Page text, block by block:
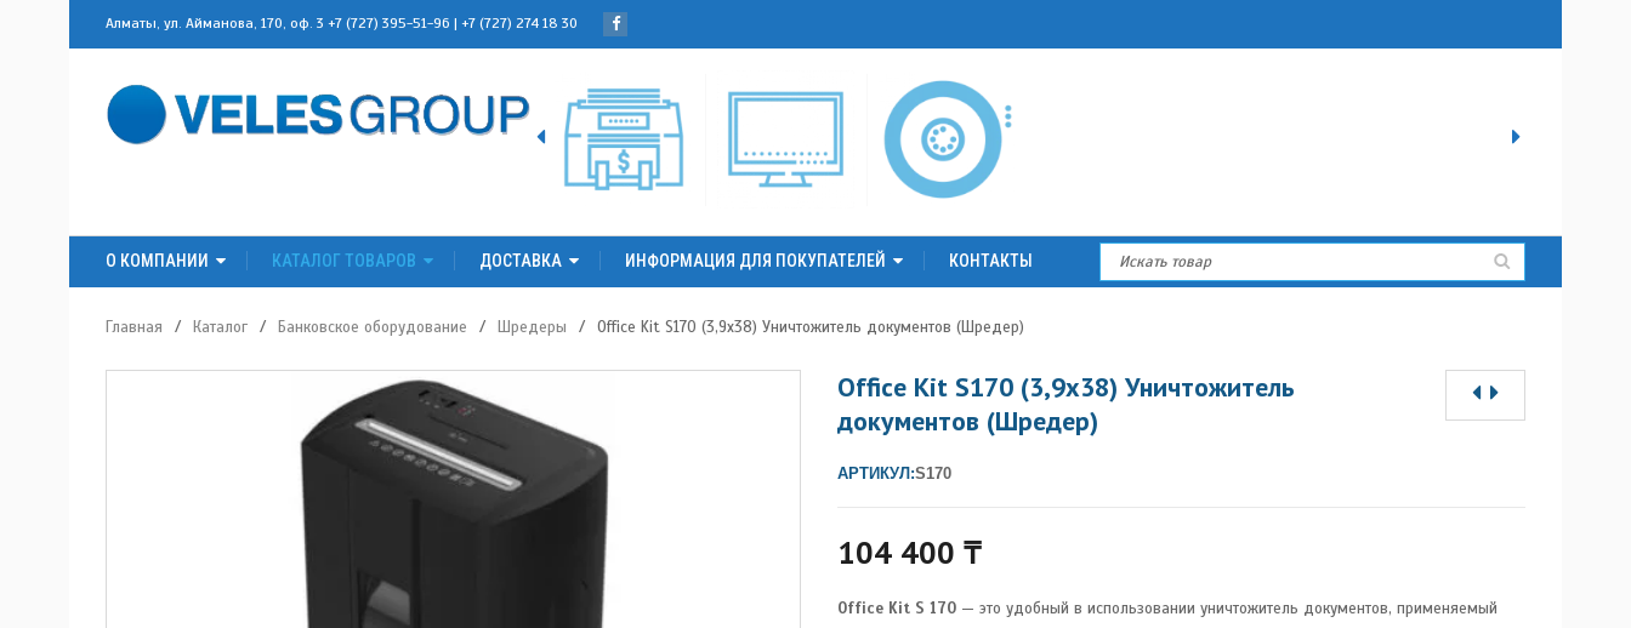
Алматы, ул. Айманова, 170, оф. 3 +7 (727) 395-51-96 | +7 (727) 274 18 30
О КОМПАНИИ КАТАЛОГ ТОВАРОВ ДОСТАВКА ИНФОРМАЦИЯ ДЛЯ ПОКУПАТЕЛЕЙ КОНТАКТЫ
Главная / Каталог / Банковское оборудование / Шредеры / Office Kit S170 (3,9х38) Уничтожитель документов (Шредер)
Office Kit S170 (3,9х38) Уничтожитель
документов (Шредер)
АРТИКУЛ:S170
104 400₸
Office Kit S 170 — это удобный в использовании уничтожитель документов, применяемый